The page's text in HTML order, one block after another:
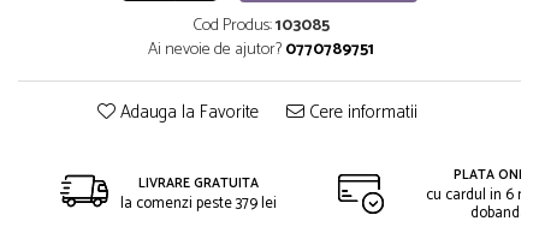
Cod Produs:103085
Ai nevoie de ajutor?0770789751
Adauga la Favorite Cere informatii
LIVRARE GRATUITA
la comenzi peste 379 lei
PLATA
cu cardul in 6
dobanda